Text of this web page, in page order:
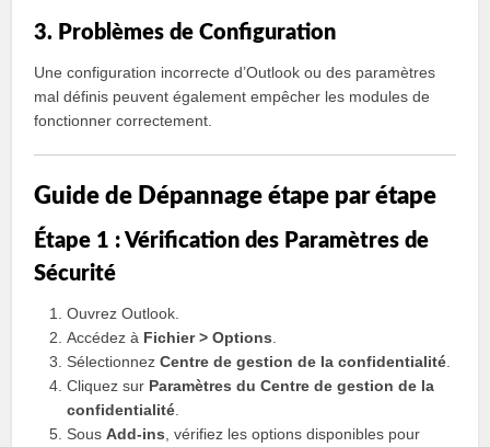
3. Problèmes de Configuration
Une configuration incorrecte d’Outlook ou des paramètres
mal définis peuvent également empêcher les modules de
fonctionner correctement.
Guide de Dépannage étape par étape
Étape 1 : Vérification des Paramètres de
Sécurité
Ouvrez Outlook.
Accédez à Fichier > Options
SélectionnezCentre de gestion de la confidentialité
Cliquez sur Paramètres du Centre de gestion de la
confidentialité
SousAdd-ins , vérifiez les options disponibles pour